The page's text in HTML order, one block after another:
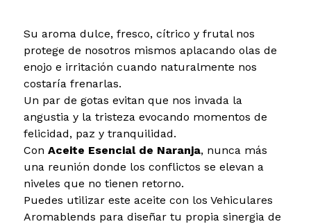
Su aroma dulce, fresco, cítrico y frutal nos
protege de nosotros mismos aplacando olas de
enojo e irritación cuando naturalmente nos
costaría frenarlas.
Un par de gotas evitan que nos invada la
angustia y la tristeza evocando momentos de
felicidad, paz y tranquilidad.
Con Aceite Esencial de Naranja, nunca más
una reunión donde los conflictos se elevan a
niveles que no tienen retorno.
Puedes utilizar este aceite con los Vehiculares
Aromablends para diseñar tu propia sinergia de